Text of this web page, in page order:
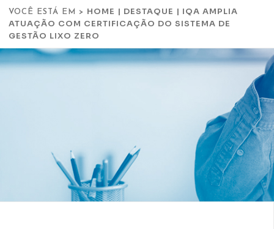
VOCÊ ESTÁ EM > HOME | DESTAQUE | IQA AMPLIA
ATUAÇÃO COM CERTIFICAÇÃO DO SISTEMA DE
GESTÃO LIXO ZERO